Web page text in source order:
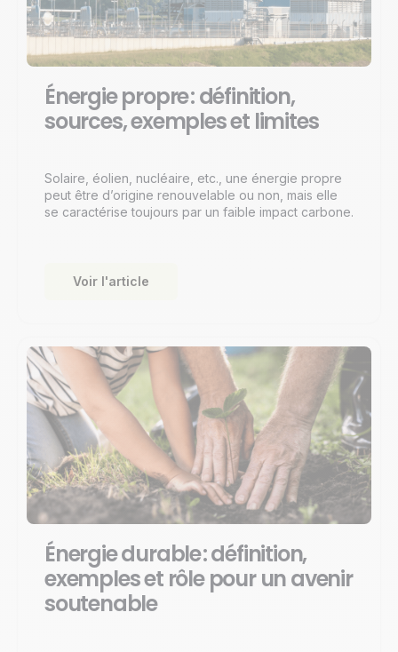
Énergie propre : définition,
sources, exemples et limites
Solaire, éolien, nucléaire, etc., une énergie propre
peut être d’origine renouvelable ou non, mais elle
se caractérise toujours par un faible impact carbone.
Voir l'article
Énergie durable : définition,
exemples et rôle pour un avenir
soutenable